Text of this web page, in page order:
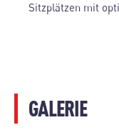
Sitzplätzen mit
GALERIE